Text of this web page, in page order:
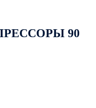
90